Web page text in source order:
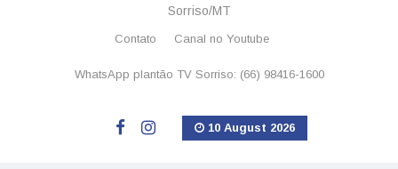
Sorriso/MT
Contato Canal no Youtube
WhatsApp plantão TV Sorriso: (66) 98416-1600
10 August 2026